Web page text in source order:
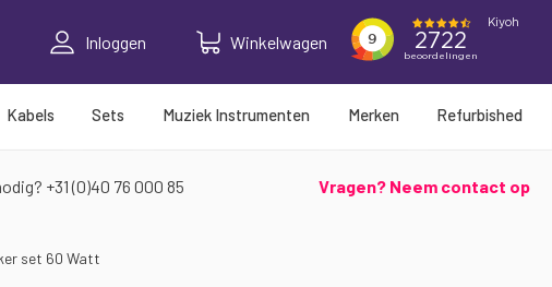
Inloggen Winkelwagen
Kabels Sets Muziek Instrumenten Merken Refurbished
+31 (0)40 76 000 85 Vragen? Neem contact op
set 60 Watt